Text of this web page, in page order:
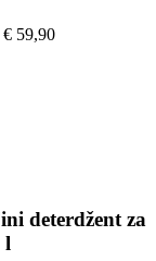
€ 59,90
deterdžent za
l